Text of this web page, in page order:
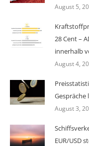
August 5,
28 Cent –
innerhalb
August 4,
Gespräche
August 3,
EUR/USD